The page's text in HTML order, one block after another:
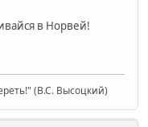
в Норвей!
(В.С. Высоцкий)